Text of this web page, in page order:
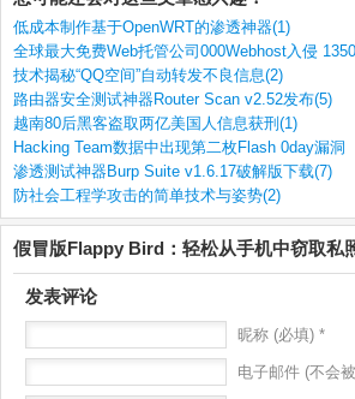
低成本制作基于OpenWRT的渗透神器(1)
全球最大免费Web托管公司000Webhost入侵
技术揭秘“QQ空间”自动转发不良信息(2)
路由器安全测试神器Router Scan v2.52发布(5)
越南80后黑客盗取两亿美国人信息获刑(1)
Hacking Team数据中出现第二枚Flash 0day漏洞
渗透测试神器Burp Suite v1.6.17破解版下载(7)
防社会工程学攻击的简单技术与姿势(2)
假冒版Flappy Bird：轻松从手机中窃取私
发表评论
昵称 (必填) *
电子邮件 (不会